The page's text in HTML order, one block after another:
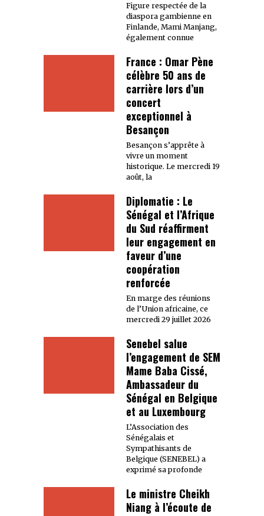
Figure respectée de la
diaspora gambienne en
Finlande, Mami Manjang,
également connue
France : Omar Pène
célèbre 50 ans de
carrière lors d’un
concert
exceptionnel à
Besançon
Besançon s’apprête à
vivre un moment
historique. Le mercredi 19
août, la
Diplomatie : Le
Sénégal et l’Afrique
du Sud réaffirment
leur engagement en
faveur d’une
coopération
renforcée
En marge des réunions
de l’Union africaine, ce
mercredi 29 juillet 2026
Senebel salue
l’engagement de SEM
Mame Baba Cissé,
Ambassadeur du
Sénégal en Belgique
et au Luxembourg
L’Association des
Sénégalais et
Sympathisants de
Belgique (SENEBEL) a
exprimé sa profonde
Le ministre Cheikh
Niang à l’écoute de